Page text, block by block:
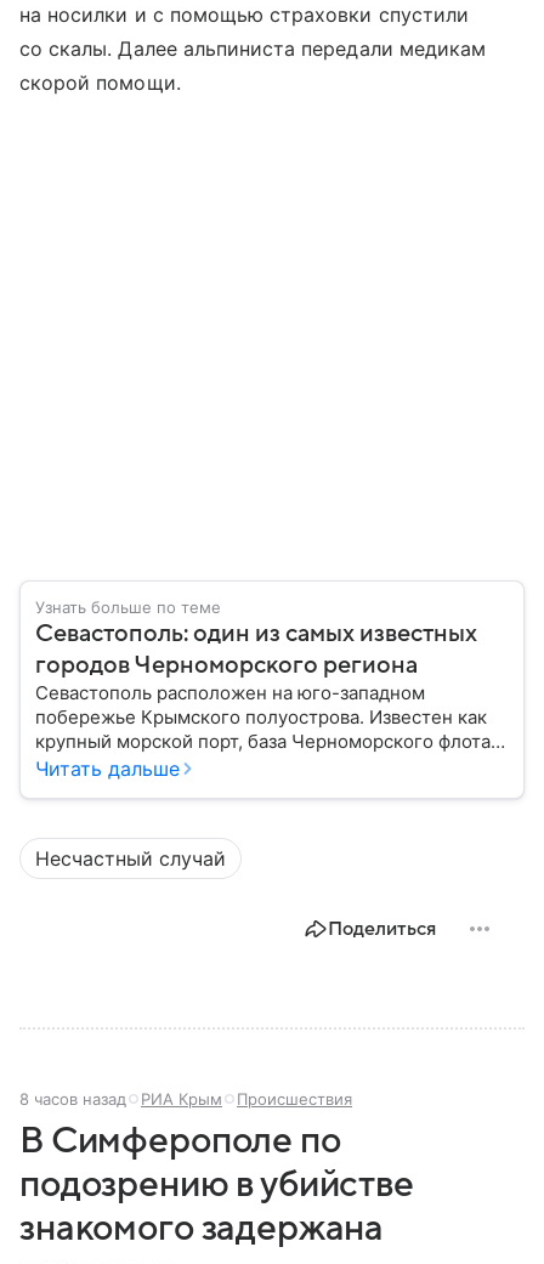
на носилки и с помощью страховки спустили
со скалы. Далее альпиниста передали медикам
скорой помощи.
Узнать больше по теме
Севастополь: один из самых известных
городов Черноморского региона
Севастополь расположен на юго-западном
побережье Крымского полуострова. Известен как
крупный морской порт, база Черноморского флота и
город с богатой военной историей, сыгравший
материале — главное об этом городе федерального
значения.
Читать дальше
Несчастный случай
Поделиться
8 часов назад РИА Крым Происшествия
В Симферополе по
подозрению в убийстве
знакомого задержана